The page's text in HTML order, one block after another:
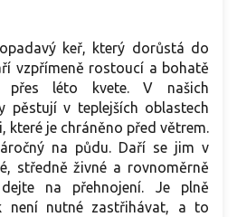
keř, který dorůstá do
vzpřímeně rostoucí a bohatě
přes léto kvete. V našich
pěstují v teplejších oblastech
které je chráněno před větrem.
na půdu. Daří se jim v
středně živné a rovnoměrně
na přehnojení. Je plně
není nutné zastřihávat, a to